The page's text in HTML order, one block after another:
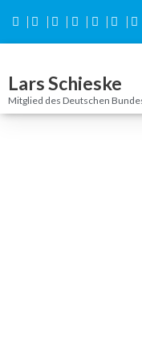
springen
Lars Schieske
Mitglied des Deutschen